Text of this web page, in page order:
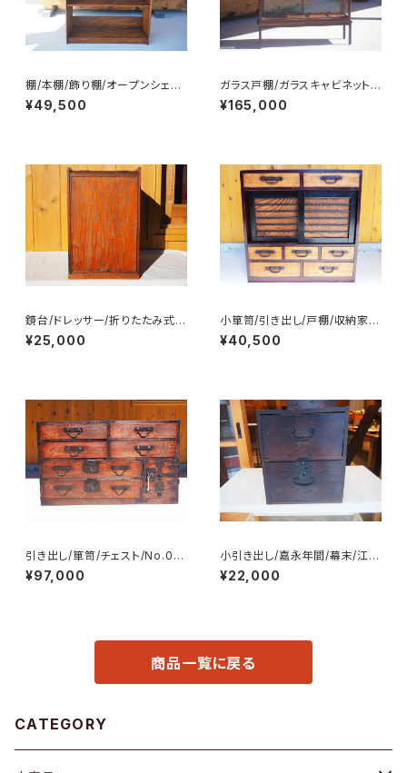
棚/本棚/飾り棚/オープンシェル
フ/No.0335
¥49,500
ガラス戸棚/ガラスキャビネット/
食器棚/飾り棚/No.0324
¥165,000
鏡台/ドレッサー/折りたたみ式/
小引き出し/No.0290
¥25,000
小箪笥/引き出し/戸棚/収納家
具/No.0268
¥40,500
引き出し/箪笥/チェスト/No.02
72
¥97,000
小引き出し/嘉永年間/幕末/江戸
時代/A4/No.0056
¥22,000
商品一覧に戻る
CATEGORY